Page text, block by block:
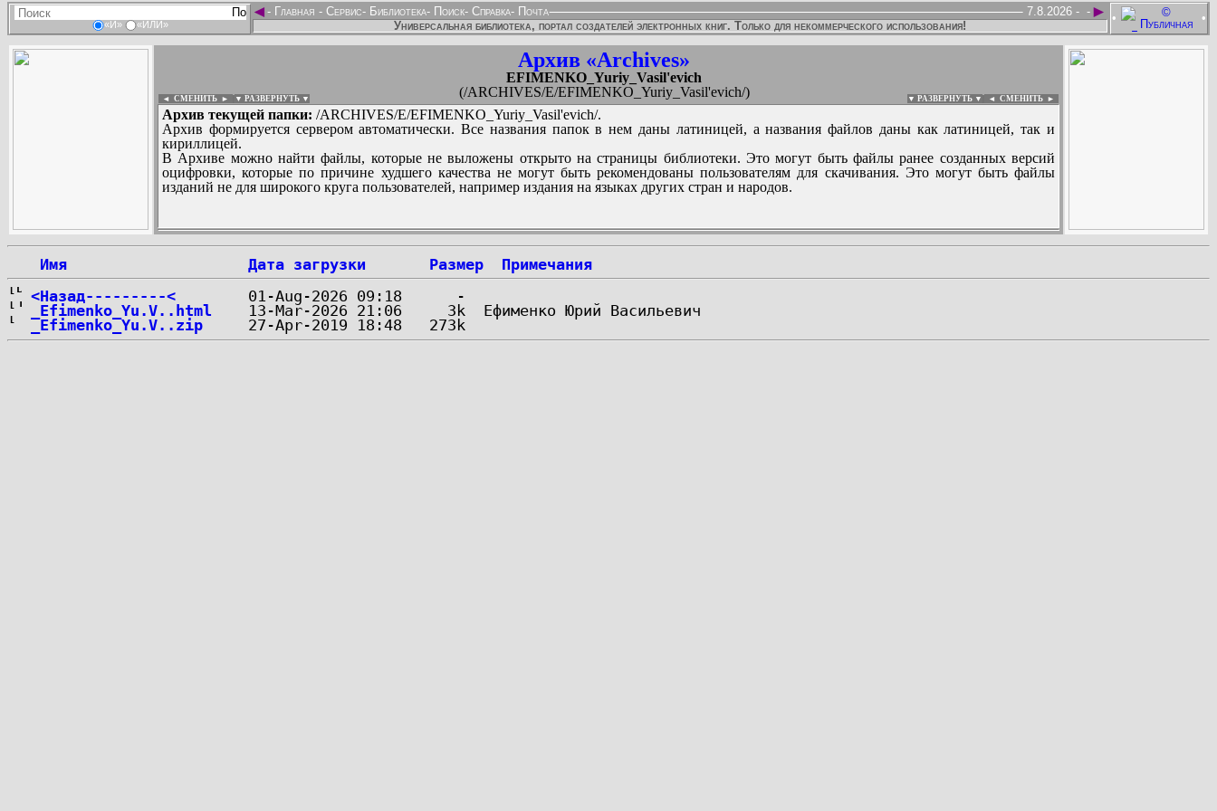
«И» «ИЛИ»
• •
◄ ►
- Главная - Сервис- Библиотека- Поиск- Справка- Почта -
7.8.2026 -
Универсальная библиотека, портал создателей электронных книг. Только для некоммерческого использования!
Архив «Archives»
EFIMENKO_Yuriy_Vasil'evich
(/ARCHIVES/E/EFIMENKO_Yuriy_Vasil'evich/)
◄ СМЕНИТЬ ► ▼ РАЗВЕРНУТЬ ▼ ▼ РАЗВЕРНУТЬ ▼ ◄ СМЕНИТЬ ►
Архив текущей папки: /ARCHIVES/E/EFIMENKO_Yuriy_Vasil'evich/.
Архив формируется сервером автоматически. Все названия папок в нем даны латиницей, а названия файлов даны как латиницей, так и
кириллицей.
В Архиве можно найти файлы, которые не выложены открыто на страницы библиотеки. Это могут быть файлы ранее созданных версий
оцифровки, которые по причине худшего качества не могут быть рекомендованы пользователям для скачивания. Это могут быть файлы
изданий не для широкого круга пользователей, например издания на языках других стран и народов.
:
...
Имя Дата загрузки Размер
Примечания
<Назад---------<
_Efimenko_Yu.V..html
_Efimenko_Yu.V..zip